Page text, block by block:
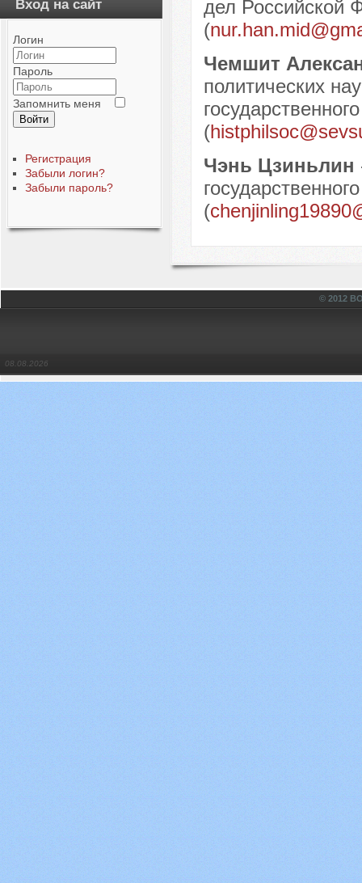
Вход на сайт
Логин
Пароль
Запомнить меня
Войти
Регистрация
Забыли логин?
Забыли пароль?
дел Российской
(
Чемшит
политических
(
Чэнь Цзиньлин
(
© 2012
08.08.2026